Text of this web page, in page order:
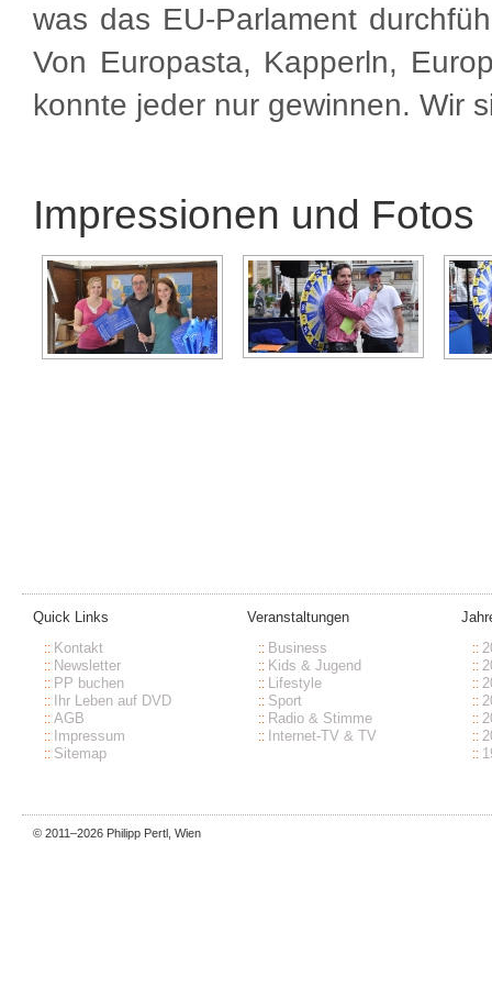
was das EU-Parlament
Von Europasta, Kapperln,
konnte jeder nur gewinnen. Wir
Impressionen und Fotos
Quick Links
Kontakt
Newsletter
PP buchen
Ihr Leben auf DVD
AGB
Impressum
Sitemap
Veranstaltungen
Business
Kids & Jugend
Lifestyle
Sport
Radio & Stimme
Internet-TV & TV
© 2011–2026 Philipp Pertl , Wien